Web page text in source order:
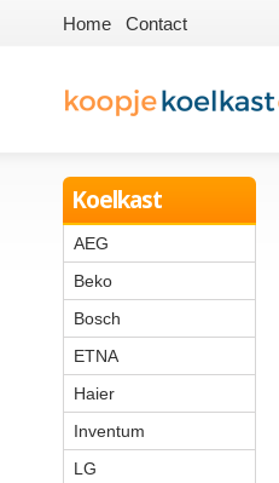
Home Contact
Koelkast
AEG
Beko
Bosch
ETNA
Haier
Inventum
LG